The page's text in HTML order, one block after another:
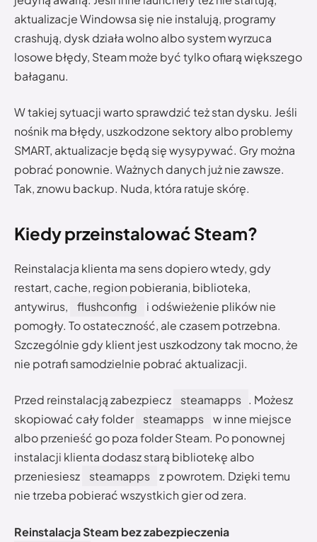
aktualizacje Windowsa się nie instalują, programy
crashują, dysk działa wolno albo system wyrzuca
losowe błędy, Steam może być tylko ofiarą większego
bałaganu.
W takiej sytuacji warto sprawdzić też stan dysku. Jeśli
nośnik ma błędy, uszkodzone sektory albo problemy
SMART, aktualizacje będą się wysypywać. Gry można
pobrać ponownie. Ważnych danych już nie zawsze.
Tak, znowu backup. Nuda, która ratuje skórę.
Kiedy przeinstalować Steam?
Reinstalacja klienta ma sens dopiero wtedy, gdy
restart, cache, region pobierania, biblioteka,
antywirus,
flushconfig
i odświeżenie plików nie
pomogły. To ostateczność, ale czasem potrzebna.
Szczególnie gdy klient jest uszkodzony tak mocno, że
nie potrafi samodzielnie pobrać aktualizacji.
Przed reinstalacją zabezpiecz steamapps . Możesz
skopiować cały folder
steamapps
w inne miejsce
albo przenieść go poza folder Steam. Po ponownej
instalacji klienta dodasz starą bibliotekę albo
przeniesiesz
steamapps
z powrotem. Dzięki temu
nie trzeba pobierać wszystkich gier od zera.
Reinstalacja Steam bez zabezpieczenia